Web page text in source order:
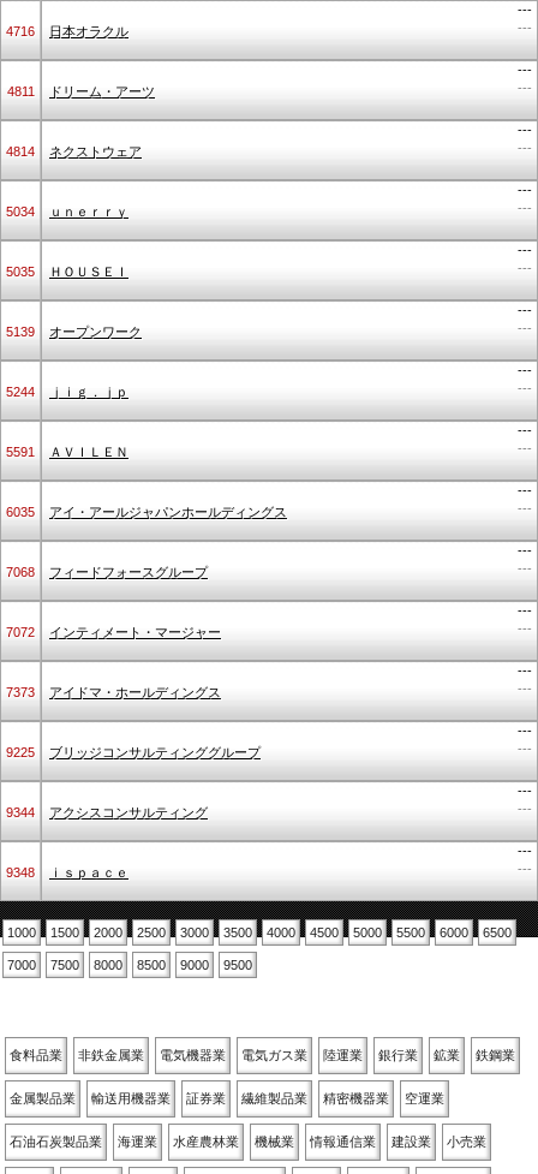
4716 日本オラクル
---
---
4811 ドリーム・アーツ
---
---
4814 ネクストウェア
---
---
5034 ｕｎｅｒｒｙ
---
---
5035 ＨＯＵＳＥＩ
---
---
5139 オープンワーク
---
---
5244 ｊｉｇ．ｊｐ
---
---
5591 ＡＶＩＬＥＮ
---
---
6035 アイ・アールジャパンホールディングス
---
---
7068 フィードフォースグループ
---
---
7072 インティメート・マージャー
---
---
7373 アイドマ・ホールディングス
---
---
9225 ブリッジコンサルティンググループ
---
---
9344 アクシスコンサルティング
---
---
9348 ｉｓｐａｃｅ
---
---
1000 1500 2000 2500 3000 3500 4000 4500 5000 5500 6000 6500
7000 7500 8000 8500 9000 9500
食料品業 非鉄金属業 電気機器業 電気ガス業 陸運業 銀行業 鉱業 鉄鋼業
金属製品業 輸送用機器業 証券業 繊維製品業 精密機器業 空運業
石油石炭製品業 海運業 水産農林業 機械業 情報通信業 建設業 小売業